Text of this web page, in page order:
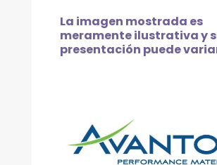
La imagen mostrada es
meramente ilustrativa y
presentación puede